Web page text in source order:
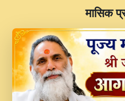
JINU SATGURU AAP
Pawan ji 20-11-19
PRABHU KUTEER
Kina Sohna Tera
Vaishno Devi Aarti Mata
Lakhwinder Wadali
​मासिक